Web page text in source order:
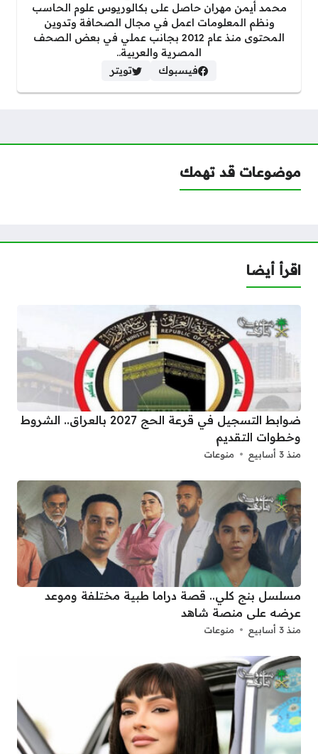
محمد أيمن مهران حاصل على بكالوريوس علوم الحاسب
ونظم المعلومات اعمل في مجال الصحافة وتدوين
المحتوى منذ عام 2012 بجانب عملي في بعض الصحف
المصرية والعربية..
فيسبوك
تويتر
موضوعات قد تهمك
اقرأ أيضا
ضوابط التسجيل في قرعة الحج 2027 بالعراق.. الشروط
وخطوات التقديم
منذ 3 أسابيع منوعات
مسلسل بنج كلي.. قصة دراما طبية مختلفة وموعد
عرضه على منصة شاهد
منذ 3 أسابيع منوعات